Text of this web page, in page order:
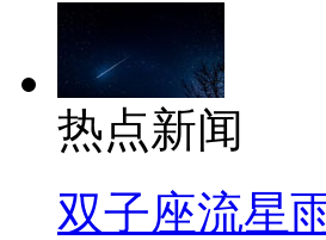
热点新闻
双子座流星